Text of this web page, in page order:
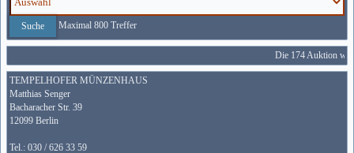
Maximal 800 Treffer
Die 174 Auktion
TEMPELHOFER MÜNZENHAUS
Matthias Senger
Bacharacher Str. 39
12099 Berlin
Tel.: 030 / 626 33 59